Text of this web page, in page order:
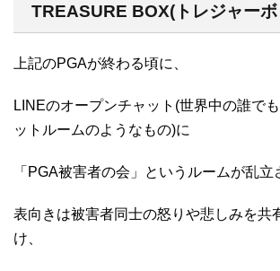
TREASURE BOX(トレジャー
上記のPGAが終わる頃に、
LINEのオープンチャット(世界中の誰で
ットルームのようなもの)に
「PGA被害者の会」というルームが乱立
表向きは被害者同士の怒りや悲しみを共
け、